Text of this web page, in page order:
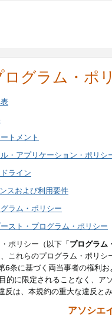
グラム・ポ
トメント
・アプリケーション・ポリシ
ライン
スおよび利用要件
ラム・ポリシー
スト・プログラム・ポリシー
ポリシー（以下「プログラム
これらのプログラム・ポリ
6条に基づく両当事者の権利
的に限定されることなく、
は、本規約の重大な違反とみ
アソシエ